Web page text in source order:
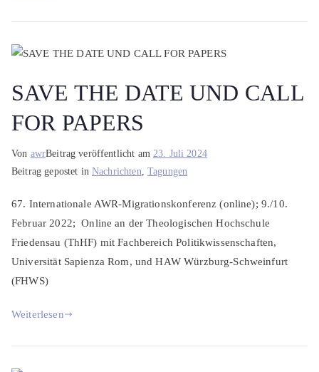
SAVE THE DATE UND CALL
FOR PAPERS
Von awrBeitrag veröffentlicht am 23. Juli 2024
Beitrag gepostet inNachrichten Tagungen
67. Internationale AWR-Migrationskonferenz (online); 9./10.
Februar 2022; Online an der Theologischen Hochschule
Friedensau (ThHF) mit Fachbereich Politikwissenschaften,
Universität Sapienza Rom, und HAW Würzburg-Schweinfurt
(FHWS)
Weiterlesen